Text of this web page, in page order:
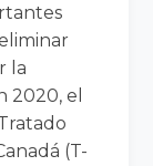
la
2020, el
(T-